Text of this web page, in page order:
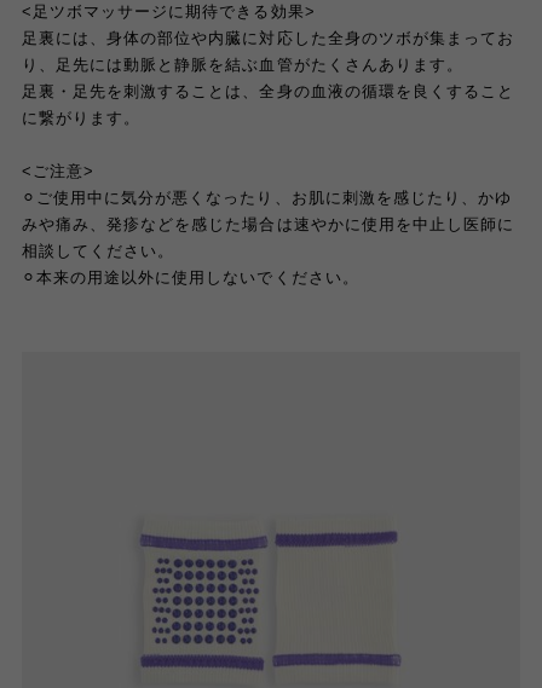
<足ツボマッサージに期待できる効果>
足裏には、身体の部位や内臓に対応した全身のツボが集まってお
り、足先には動脈と静脈を結ぶ血管がたくさんあります。
足裏・足先を刺激することは、全身の血液の循環を良くすること
に繋がります。
<ご注意>
⚪︎ご使用中に気分が悪くなったり、お肌に刺激を感じたり、かゆ
みや痛み、発疹などを感じた場合は速やかに使用を中止し医師に
相談してください。
⚪︎本来の用途以外に使用しないでください。